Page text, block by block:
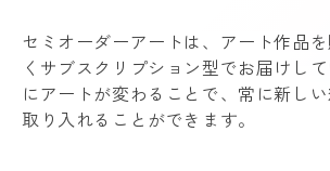
セミオーダーアートは、アート作品
くサブスクリプション型でお届けして
にアートが変わることで、常に新し
取り入れることができます。